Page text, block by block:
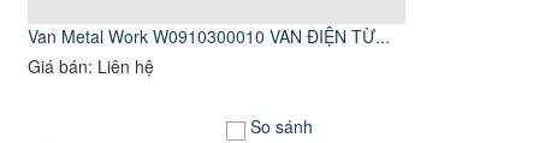
Van Metal Work W0910300010 VAN ĐIỆN TỪ...
Giá bán: Liên hệ
So sánh